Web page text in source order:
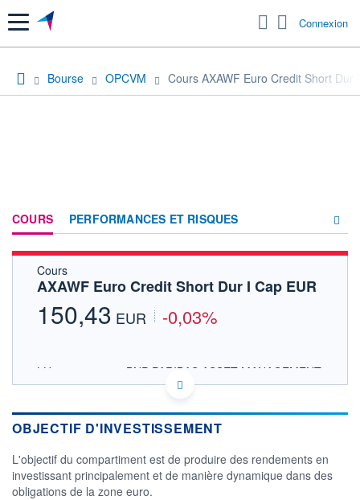
Menu Connexion
Bourse OPCVM Cours AXAWF Euro Credit Short Dur
COURS PERFORMANCES ET RISQUES
Cours
AXAWF Euro Credit Short Dur I Cap EUR
150,43 EUR -0,03%
LU0227127643 - BNP PARIBAS ASSET MANAGEMENT
Europe
Consulter le prospectus / DIC
150
151
OBJECTIF D'INVESTISSEMENT
L'objectif du compartiment est de produire des rendements en
investissant principalement et de manière dynamique dans des
obligations de la zone euro.